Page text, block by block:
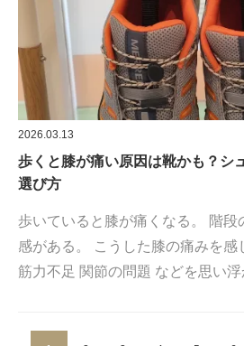
2026.03.13
歩くと膝が痛い原因は靴かも？シ
選び方
歩いていると膝が痛くなる。 階段
感がある。 こうした膝の痛みを感
筋力不足 関節の問題 などを思い